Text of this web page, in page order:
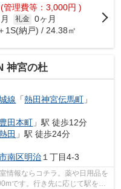
(管理費等：3,000円 )
礼金 0ヶ月
1S(納戸) / 24.38㎡
神宮の杜
線 「熱田神宮伝馬町 」
豊田本町 」駅 徒歩12分
田 」駅 徒歩24分
南区明治１丁目4-3
情報ならコチラ。薬や日用品を
です。行き先に応じて駅を選